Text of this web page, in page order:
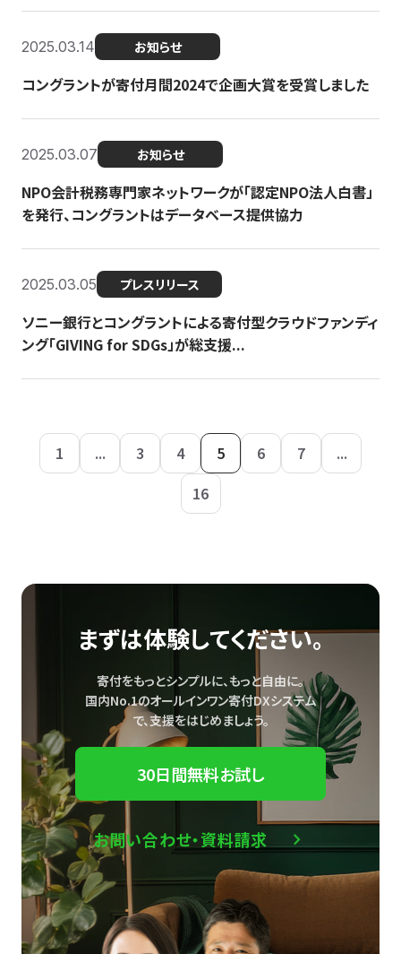
2025.03.14 お知らせ
コングラントが寄付月間2024で企画大賞を受賞しました
2025.03.07 お知らせ
NPO会計税務専門家ネットワークが「認定NPO法人白書」
を発行、コングラントはデータベース提供協力
2025.03.05 プレスリリース
ソニー銀行とコングラントによる寄付型クラウドファンディ
ング「GIVING for SDGs」が総支援...
1 ... 3 4 5 6 7
...
16
まずは体験してください。
寄付をもっとシンプルに、もっと自由に。
国内No.1のオールインワン寄付DXシステム
で、支援をはじめましょう。
30日間無料お試し
お問い合わせ・資料請求